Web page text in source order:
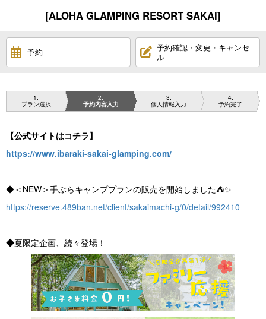
[ALOHA GLAMPING RESORT SAKAI]
予約
予約確認・変更・キャンセ
ル
1
プラン選択
2
予約内容入力
3
個人情報入力
4
予約完了
【公式サイトはコチラ】
https://www.ibaraki-sakai-glamping.com/
◆＜NEW＞手ぶらキャンププランの販売を開始しました⛺✨
https://reserve.489ban.net/client/sakaimachi-g/0/detail/992410
◆夏限定企画、続々登場！